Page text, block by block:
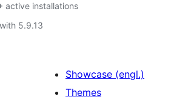
active installations
5.9.13
Showcase (engl.)
Themes